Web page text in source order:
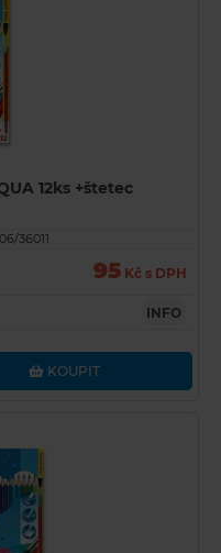
12ks +štetec
36011
95 Kč s DPH
INFO
KOUPIT